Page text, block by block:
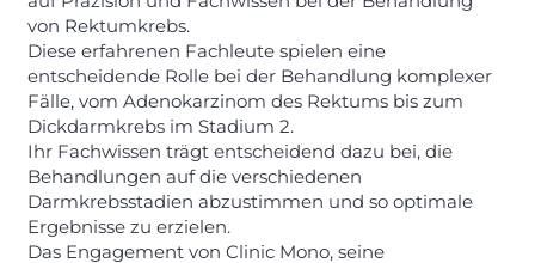
von Rektumkrebs.
Diese erfahrenen Fachleute spielen eine
entscheidende Rolle bei der Behandlung komplexer
Fälle, vom Adenokarzinom des Rektums bis zum
Dickdarmkrebs im Stadium 2.
Ihr Fachwissen trägt entscheidend dazu bei, die
Behandlungen auf die verschiedenen
Darmkrebsstadien abzustimmen und so optimale
Ergebnisse zu erzielen.
Das Engagement von Clinic Mono, seine